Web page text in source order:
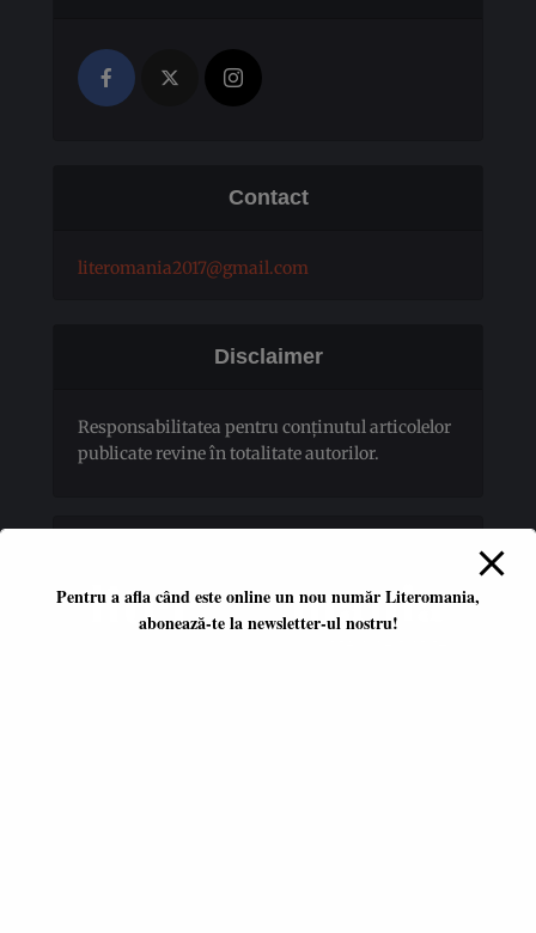
Contact
literomania2017@gmail.com
Disclaimer
Responsabilitatea pentru conţinutul articolelor
publicate revine în totalitate autorilor.
Pentru a afla când este online un nou număr Literomania,
abonează-te la newsletter-ul nostru!